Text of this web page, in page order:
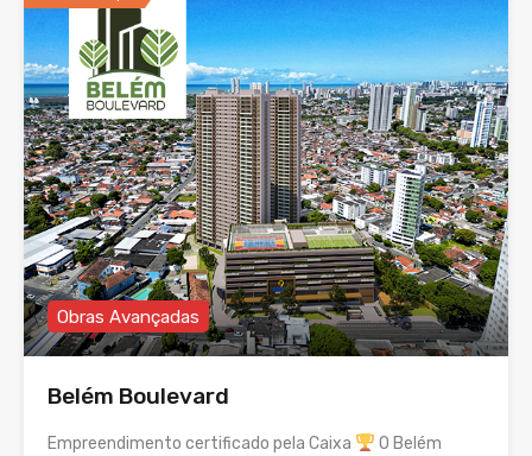
Obras Avançadas
Belém Boulevard
Empreendimento certificado pela Caixa
O Belém